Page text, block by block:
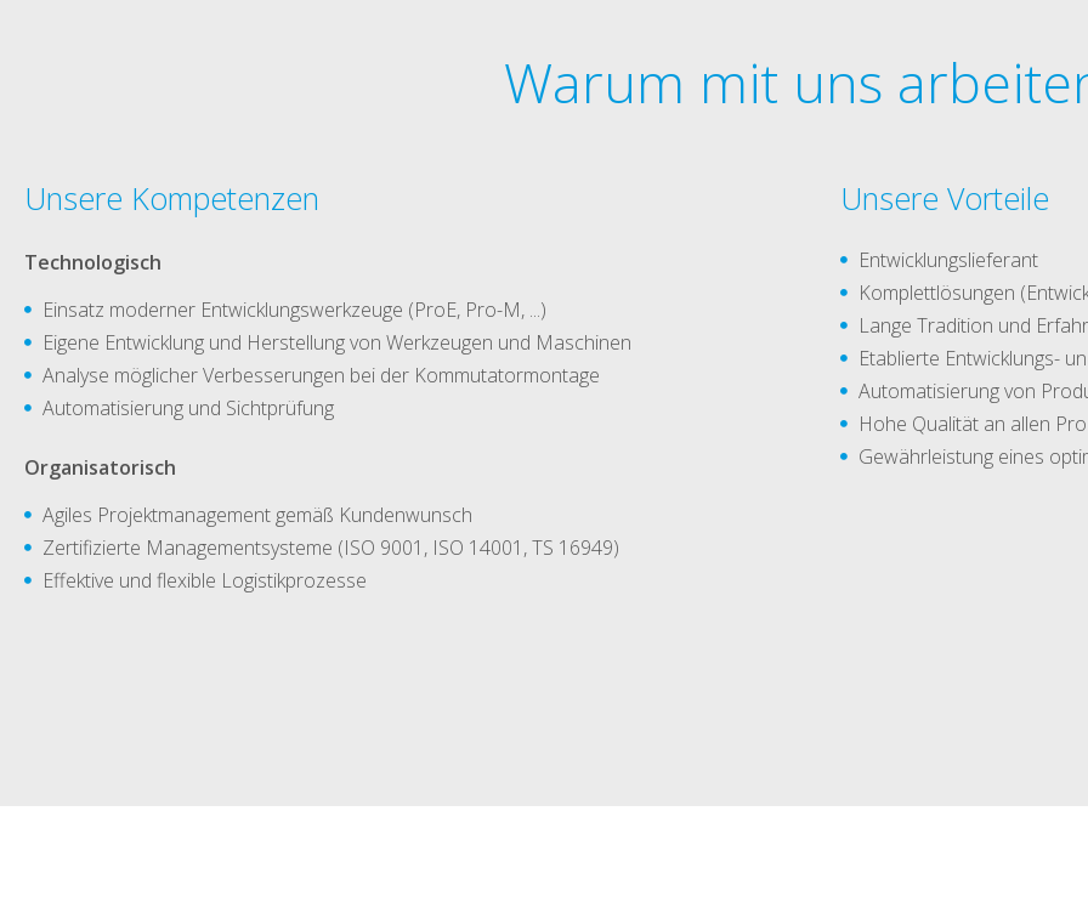
Warum mit uns
Unsere Kompetenzen
Technologisch
Einsatz moderner Entwicklungswerkzeuge (ProE, Pro-M, ...)
Eigene Entwicklung und Herstellung von Werkzeugen und Maschinen
Analyse möglicher Verbesserungen bei der Kommutatormontage
Automatisierung und Sichtprüfung
Organisatorisch
Agiles Projektmanagement gemäß Kundenwunsch
Zertifizierte Managementsysteme (ISO 9001, ISO 14001, TS 16949)
Effektive und flexible Logistikprozesse
Unsere Vorteile
Entwicklungslieferant
Komplettlösungen
Lange Tradition und
Etablierte Entwicklungs-
Automatisierung von
Hohe Qualität an allen
Gewährleistung eines